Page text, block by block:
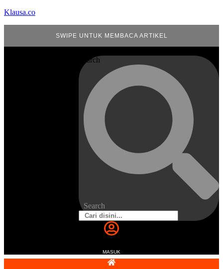
Klausa.co
SWIPE UNTUK MEMBACA ARTIKEL
Search
Search
MASUK